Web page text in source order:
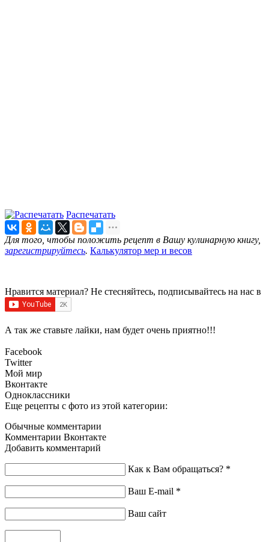
Распечатать
Для того, чтобы положить рецепт в Вашу кулинарную книгу,
зарегистрируйтесь. Калькулятор мер и весов
Нравится материал? Не стесняйтесь, подписывайтесь на нас в
А так же ставьте лайки, нам будет очень приятно!!!
Facebook
Twitter
Мой мир
Вконтакте
Одноклассники
Еще рецепты с фото из этой категории:
Обычные комментарии
Комментарии Вконтакте
Добавить комментарий
Как к Вам обращаться? *
Ваш E-mail *
Ваш сайт